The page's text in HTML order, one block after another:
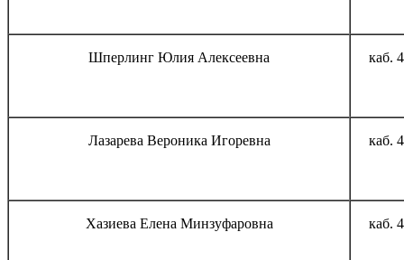
Шперлинг Юлия Алексеевна каб.
Лазарева Вероника Игоревна каб.
Хазиева Елена Минзуфаровна каб.